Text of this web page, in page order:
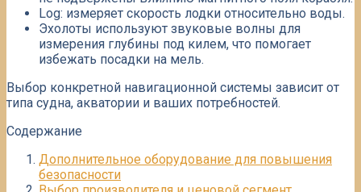
Log: измеряет скорость лодки относительно воды.​
Эхолоты используют звуковые волны для
измерения глубины под килем, что помогает
избежать посадки на мель.​
Выбор конкретной навигационной системы зависит от
типа судна, акватории и ваших потребностей.​
Содержание
Дополнительное оборудование для повышения
безопасности